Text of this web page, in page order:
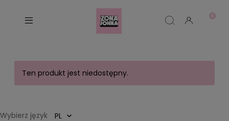
Ten produkt jest niedostępny.
Wybierz język